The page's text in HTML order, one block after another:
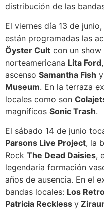
distribución de las
El viernes día 13 de junio,
están programadas las
Öyster Cult con un show
norteamericana Lita Ford
ascenso Samantha Fish
Museum. En la terraza
locales como son
magníficos Sonic Trash.
El sábado 14 de junio
Parsons Live Project, la
Rock The Dead Daisies,
legendaria formación
años de ausencia. En el
bandas locales: Los
Patricia Reckless y